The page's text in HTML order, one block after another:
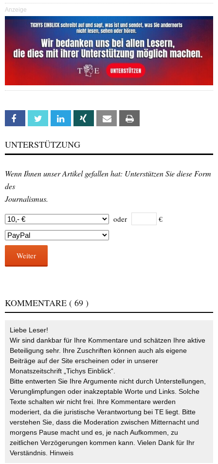
Anzeige
Facebook Twitter Linkedin Xing Email
UNTERSTÜTZUNG
Wenn Ihnen unser Artikel gefallen hat: Unterstützen Sie diese Form
des
Journalismus.
oder €
Weiter
KOMMENTARE ( 69 )
Liebe Leser!
Wir sind dankbar für Ihre Kommentare und schätzen Ihre aktive
Beteiligung sehr. Ihre Zuschriften können auch als eigene
Beiträge auf der Site erscheinen oder in unserer
Monatszeitschrift „Tichys Einblick“.
Bitte entwerten Sie Ihre Argumente nicht durch Unterstellungen,
Verunglimpfungen oder inakzeptable Worte und Links. Solche
Texte schalten wir nicht frei. Ihre Kommentare werden
moderiert, da die juristische Verantwortung bei TE liegt. Bitte
verstehen Sie, dass die Moderation zwischen Mitternacht und
morgens Pause macht und es, je nach Aufkommen, zu
zeitlichen Verzögerungen kommen kann. Vielen Dank für Ihr
Verständnis. Hinweis